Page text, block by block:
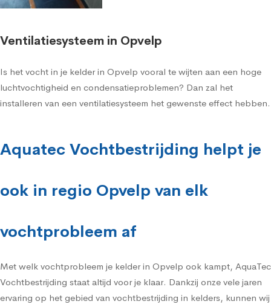
Ventilatiesysteem in Opvelp
Is het vocht in je kelder in Opvelp vooral te wijten aan een hoge
luchtvochtigheid en condensatieproblemen? Dan zal het
installeren van een ventilatiesysteem het gewenste effect hebben.
Aquatec Vochtbestrijding helpt je
ook in regio Opvelp van elk
vochtprobleem af
Met welk vochtprobleem je kelder in Opvelp ook kampt, AquaTec
Vochtbestrijding staat altijd voor je klaar. Dankzij onze vele jaren
ervaring op het gebied van vochtbestrijding in kelders, kunnen wij